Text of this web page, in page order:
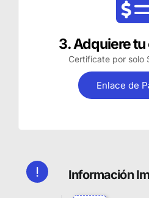
3. Adquiere
Certifícate por solo
Enlace de
Información